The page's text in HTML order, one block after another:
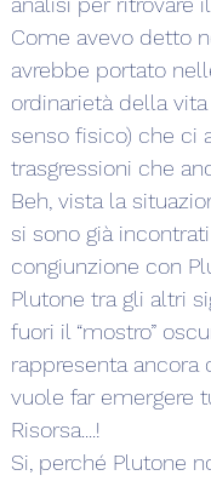
Come avevo detto
avrebbe portato
ordinarietà della
senso fisico) che ci
trasgressioni che
Beh, vista la
si sono già
congiunzione con
Plutone tra gli altri
fuori il “mostro”
rappresenta ancora
vuole far emergere
Risorsa....!
Si, perché Plutone